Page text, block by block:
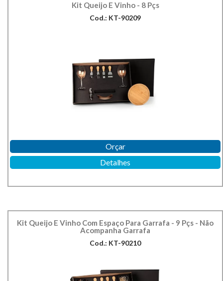
Kit Queijo E Vinho - 8 Pçs
Cod.: KT-90209
Orçar
Detalhes
Kit Queijo E Vinho Com Espaço Para Garrafa - 9 Pçs - Não
Acompanha Garrafa
Cod.: KT-90210